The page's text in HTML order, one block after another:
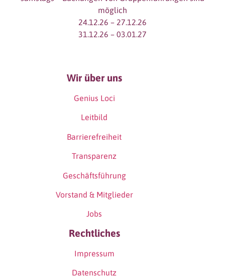
möglich
24.12.26 – 27.12.26
31.12.26 – 03.01.27
Wir über uns
Genius Loci
Leitbild
Barrierefreiheit
Transparenz
Geschäftsführung
Vorstand & Mitglieder
Jobs
Rechtliches
Impressum
Datenschutz